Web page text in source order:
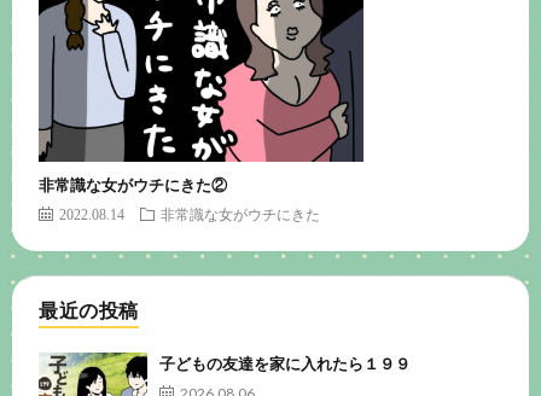
非常識な女がウチにきた②
2022.08.14 非常識な女がウチにきた
最近の投稿
子どもの友達を家に入れたら１９９